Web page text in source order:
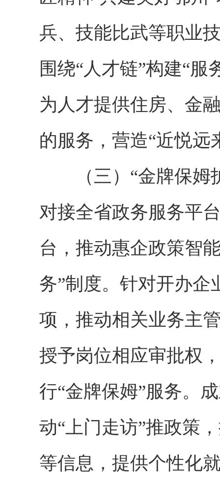
兵、技能比武等职业
围绕“人才链”构建“
为人才提供住房、金
的服务，营造“近悦远
（三）“金牌保姆护
对接全省政务服务平
台，推动惠企政策智
务”制度。针对开办
项，推动相关业务主
授予岗位相应审批权
行“金牌保姆”服务。
动“上门走访”推政策
等信息，提供个性化